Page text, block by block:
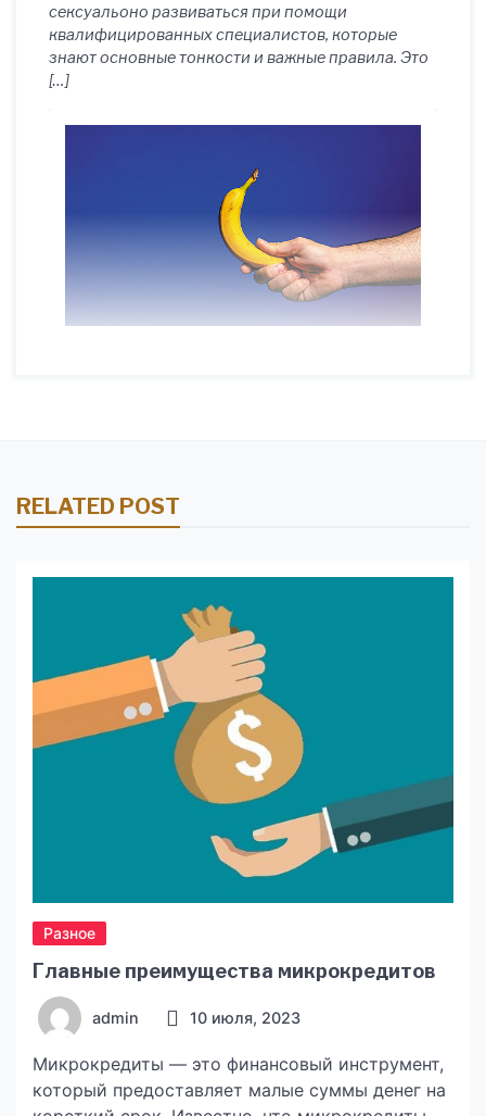
сексуальоно развиваться при помощи
квалифицированных специалистов, которые
знают основные тонкости и важные правила. Это
[…]
RELATED POST
Разное
Главные преимущества микрокредитов
admin 10 июля, 2023
Микрокредиты — это финансовый инструмент,
который предоставляет малые суммы денег на